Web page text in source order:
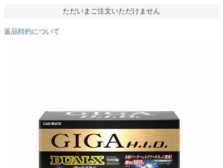
ただいまご注文いただけません
返品特約について